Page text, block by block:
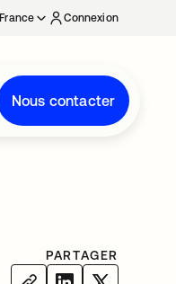
France Connexion
Nous contacter
PARTAGER